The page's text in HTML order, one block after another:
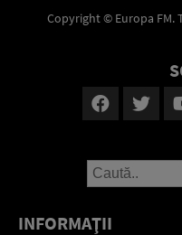
Copyright © Europa FM.
INFORMAŢII